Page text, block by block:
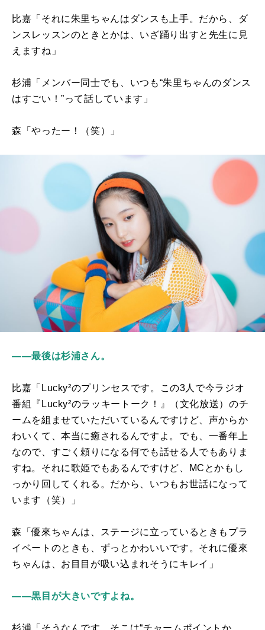
比嘉「それに朱里ちゃんはダンスも上手。だから、ダ
ンスレッスンのときとかは、いざ踊り出すと先生に見
えますね」
杉浦「メンバー同士でも、いつも“朱里ちゃんのダンス
はすごい！”って話しています」
森「やったー！（笑）」
――最後は杉浦さん。
比嘉「 Lucky²のプリンセスです。この3人で今ラジオ
番組『 Lucky²のラッキートーク！』（文化放送）のチ
ームを組ませていただいているんですけど、声からか
わいくて、本当に癒されるんですよ。でも、一番年上
なので、すごく頼りになる何でも話せる人でもありま
すね。それに歌姫でもあるんですけど、
MC とかもし
っかり回してくれる。だから、いつもお世話になって
います（笑）」
森「優來ちゃんは、ステージに立っているときもプラ
イベートのときも、ずっとかわいいです。それに優來
ちゃんは、お目目が吸い込まれそうにキレイ」
――黒目が大きいですよね。
杉浦「そうなんです。そこは“チャームポイントか